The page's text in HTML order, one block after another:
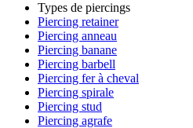
Types de piercings
Piercing retainer
Piercing anneau
Piercing banane
Piercing barbell
Piercing fer à cheval
Piercing spirale
Piercing stud
Piercing agrafe